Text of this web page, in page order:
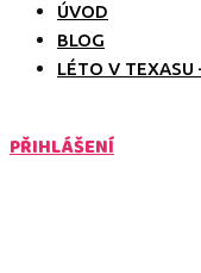
ÚVOD
BLOG
LÉTO V TEXASU
PŘIHLÁŠENÍ